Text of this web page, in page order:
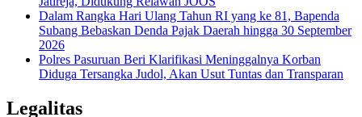
Dalam Rangka Hari Ulang Tahun RI yang ke 81, Bapenda
Subang Bebaskan Denda Pajak Daerah hingga 30 September
2026
Polres Pasuruan Beri Klarifikasi Meninggalnya Korban
Diduga Tersangka Judol, Akan Usut Tuntas dan Transparan
Legalitas